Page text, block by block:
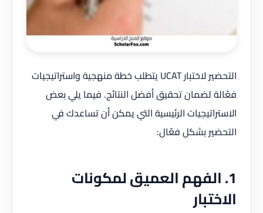
التحضير لاختبار UCAT يتطلب خطة منهجية واستراتيجيات
فعّالة لضمان تحقيق أفضل النتائج. فيما يلي بعض
الاستراتيجيات الرئيسية التي يمكن أن تساعدك في
التحضير بشكل فعّال:
1. الفهم العميق لمكونات
الاختبار